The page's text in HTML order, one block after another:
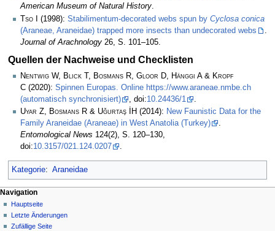
American Museum of Natural History.
Tso I
(1998): Stabilimentum-decorated webs spun by Cyclosa conica
(Araneae, Araneidae) trapped more insects than undecorated webs
Journal of Arachnology 26, S. 101–105.
Quellen der Nachweise und Checklisten
Nentwig W, Blick T, Bosmans R, Gloor D, Hänggi A & Kropf
C (2020): Spinnen Europas. Online https://www.araneae.nmbe.ch
(automatisch synchronisiert)
, doi:10.24436/1
Uyar Z, Bosmans R & Uğurtaş İH (2014): New Faunistic Data for the
Family Araneidae (Araneae) in West Anatolia (Turkey)
.
Entomological News 124(2), S. 120–130,
doi:10.3157/021.124.0207 .
Kategorie: Araneidae
Navigation
Hauptseite
Letzte Änderungen
Zufällige Seite